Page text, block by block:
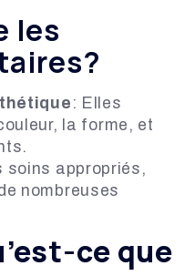
les
: Elles
la forme, et
soins appropriés,
nombreuses
ce que